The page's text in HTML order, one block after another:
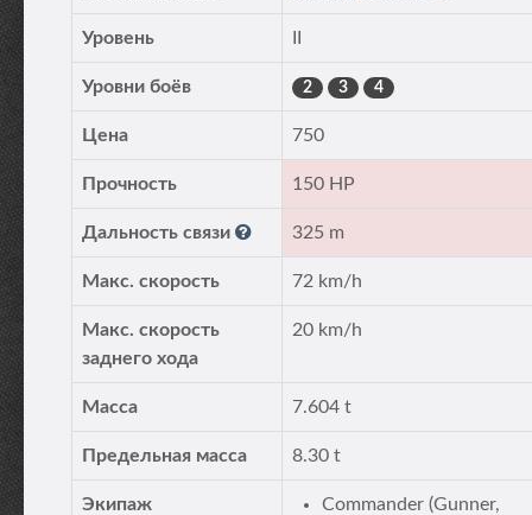
Уровень
Уровни боёв 2 3 4
Цена 750
Прочность 150 HP
Дальность связи 325 m
Макс. скорость 72 km/h
Макс. скорость
заднего хода
20 km/h
Масса 7.604 t
Предельная масса 8.30 t
Экипаж
Commander (Gunner,